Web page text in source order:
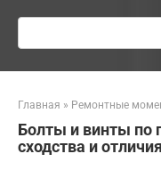
Поиск:
Главная » Ремонтные
Болты и винты по
сходства и отличия